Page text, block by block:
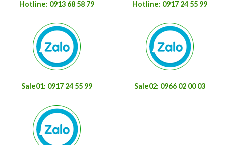
Hotline: 0913 68 58 79 Hotline: 0917 24 55 99
Sale01: 0917 24 55 99 Sale02: 0966 02 00 03